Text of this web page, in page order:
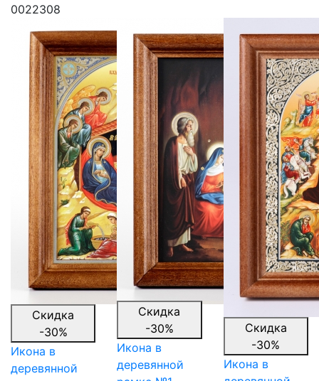
0022308
Скидка
-30%
Икона в
деревянной
Скидка
-30%
Икона в
деревянной
Скидка
-30%
Икона в